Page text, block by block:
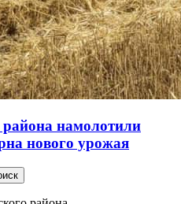
намолотили
нового урожая